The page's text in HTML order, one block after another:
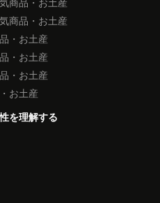
商品・お土産
・お土産
・お土産
・お土産
お土産
を理解する